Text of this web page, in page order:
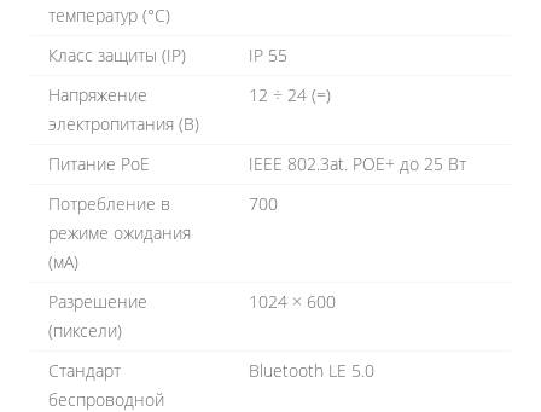
температур (°C)
Класс защиты (IP)
IP 55
Напряжение
электропитания (В)
12 ÷ 24 (=)
Питание PoE
IEEE 802.3at. POE+ до 25 Вт
Потребление в
режиме ожидания
(мА)
700
Разрешение
(пиксели)
1024 × 600
Стандарт
беспроводной
Bluetooth LE 5.0